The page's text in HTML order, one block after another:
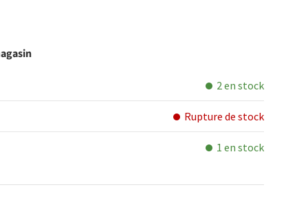
2 en stock
Rupture de stock
1 en stock